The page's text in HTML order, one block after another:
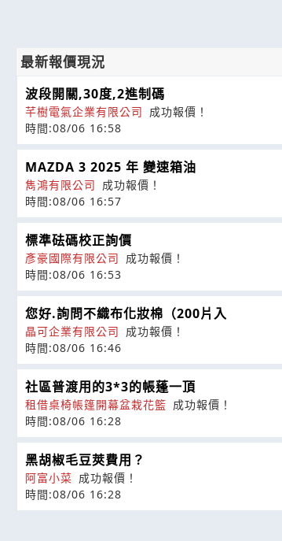
最新報價現況
波段開關,30度,2進制碼
芊樹電氣企業有限公司 成功報價！
時間:08/06 16:58
MAZDA 3 2025 年 變速箱油
雋鴻有限公司 成功報價！
時間:08/06 16:57
標準砝碼校正詢價
彥豪國際有限公司 成功報價！
時間:08/06 16:53
您好.詢問不織布化妝棉（200片入
晶可企業有限公司 成功報價！
時間:08/06 16:46
社區普渡用的3*3的帳蓬一頂
租借桌椅帳篷開幕盆栽花籃 成功報價！
時間:08/06 16:28
黑胡椒毛豆莢費用？
阿富小菜 成功報價！
時間:08/06 16:28